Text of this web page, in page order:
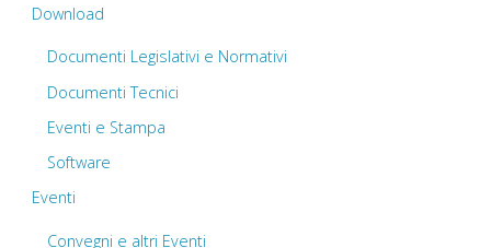
Download
Documenti Legislativi e Normativi
Documenti Tecnici
Eventi e Stampa
Software
Eventi
Convegni e altri Eventi